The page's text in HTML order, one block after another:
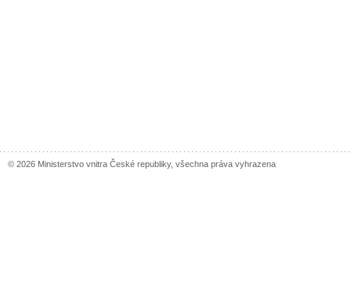
© 2026 Ministerstvo vnitra České republiky, všechna práva vyhrazena